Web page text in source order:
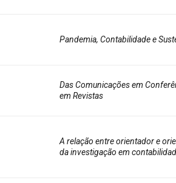
Pandemia, Contabilidade e
Das Comunicações em
em Revistas
A relação entre orientador e
da investigação em